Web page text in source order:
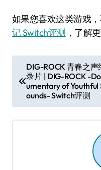
如果您喜欢这类游戏
记 Switch评测 ，了解
章
DIG-ROCK 青春之声
录片 | DIG-ROCK -
umentary of Youthful
ounds- Switch评测